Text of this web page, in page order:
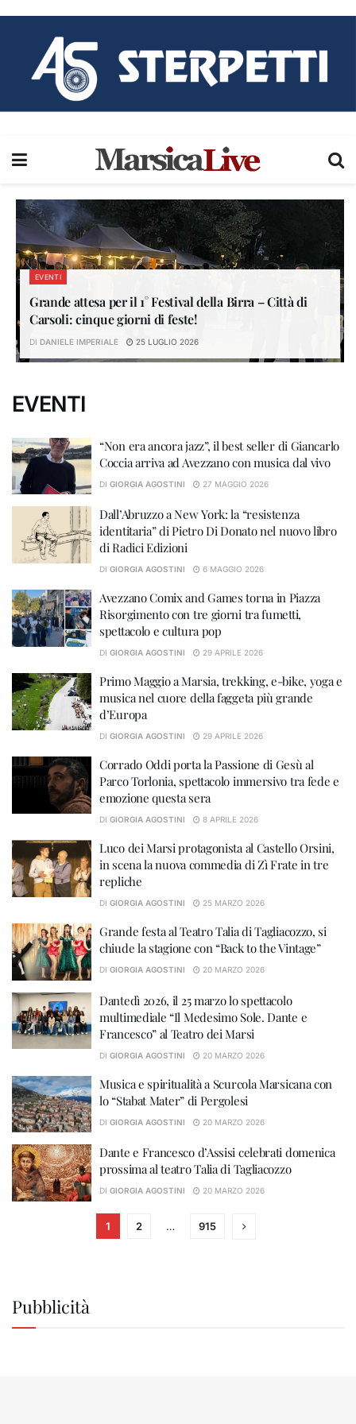
EVENTI
Grande attesa per il 1° Festival della Birra – Città di
Carsoli: cinque giorni di feste!
DI DANIELE IMPERIALE 25 LUGLIO 2026
EVENTI
“Non era ancora jazz”, il best seller di Giancarlo
Coccia arriva ad Avezzano con musica dal vivo
DI GIORGIA AGOSTINI 27 MAGGIO 2026
Dall’Abruzzo a New York: la “resistenza
identitaria” di Pietro Di Donato nel nuovo libro
di Radici Edizioni
DI GIORGIA AGOSTINI 6 MAGGIO 2026
Avezzano Comix and Games torna in Piazza
Risorgimento con tre giorni tra fumetti,
spettacolo e cultura pop
DI GIORGIA AGOSTINI 29 APRILE 2026
Primo Maggio a Marsia, trekking, e-bike, yoga e
musica nel cuore della faggeta più grande
d’Europa
DI GIORGIA AGOSTINI 29 APRILE 2026
Corrado Oddi porta la Passione di Gesù al
Parco Torlonia, spettacolo immersivo tra fede e
emozione questa sera
DI GIORGIA AGOSTINI 8 APRILE 2026
Luco dei Marsi protagonista al Castello Orsini,
in scena la nuova commedia di Zì Frate in tre
repliche
DI GIORGIA AGOSTINI 25 MARZO 2026
Grande festa al Teatro Talia di Tagliacozzo, si
chiude la stagione con “Back to the Vintage”
DI GIORGIA AGOSTINI 20 MARZO 2026
Dantedì 2026, il 25 marzo lo spettacolo
multimediale “Il Medesimo Sole. Dante e
Francesco” al Teatro dei Marsi
DI GIORGIA AGOSTINI 20 MARZO 2026
Musica e spiritualità a Scurcola Marsicana con
lo “Stabat Mater” di Pergolesi
DI GIORGIA AGOSTINI 20 MARZO 2026
Dante e Francesco d’Assisi celebrati domenica
prossima al teatro Talia di Tagliacozzo
DI GIORGIA AGOSTINI 20 MARZO 2026
1 2 … 915
Pubblicità